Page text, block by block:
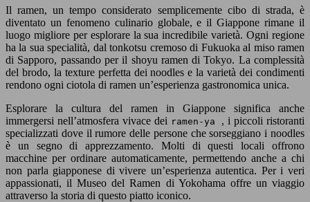
Il ramen, un tempo considerato semplicemente cibo di strada, è
diventato un fenomeno culinario globale, e il Giappone rimane il
luogo migliore per esplorare la sua incredibile varietà. Ogni regione
ha la sua specialità, dal tonkotsu cremoso di Fukuoka al miso ramen
di Sapporo, passando per il shoyu ramen di Tokyo. La complessità
del brodo, la texture perfetta dei noodles e la varietà dei condimenti
rendono ogni ciotola di ramen un’esperienza gastronomica unica.
Esplorare la cultura del ramen in Giappone significa anche
immergersi nell’atmosfera vivace dei ramen-ya , i piccoli ristoranti
specializzati dove il rumore delle persone che sorseggiano i noodles
è un segno di apprezzamento. Molti di questi locali offrono
macchine per ordinare automaticamente, permettendo anche a chi
non parla giapponese di vivere un’esperienza autentica. Per i veri
appassionati, il Museo del Ramen di Yokohama offre un viaggio
attraverso la storia di questo piatto iconico.